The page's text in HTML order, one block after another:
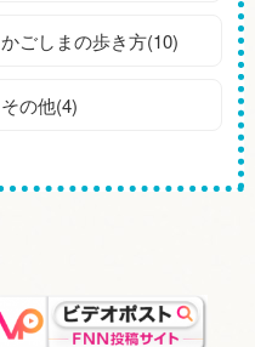
かごしまの歩き方(10)
その他(4)